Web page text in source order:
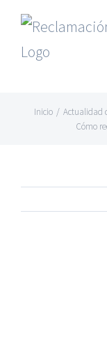
Saltar
contenido
Inicio / Actualidad
Cómo